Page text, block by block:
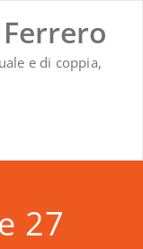
e di coppia,
NASCONDI LA
27